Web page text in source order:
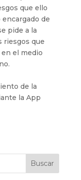
que ello
de
pide a la
riesgos que
el medio
de la
la App